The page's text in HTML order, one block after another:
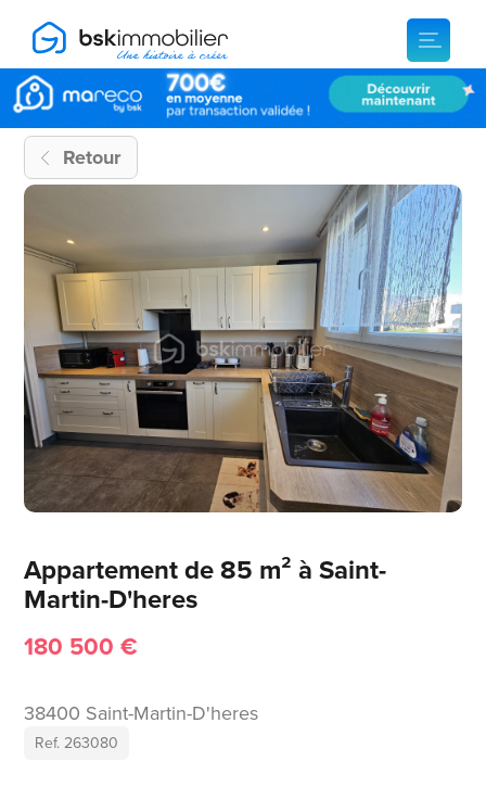
Retour
Appartement de 85 m² à Saint-
Martin-D'heres
180 500 €
38400 Saint-Martin-D'heres
Ref. 263080